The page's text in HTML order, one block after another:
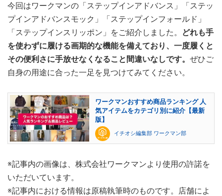
今回はワークマンの「ステップインアドバンス」「ステッ
プインアドバンスモック」「ステップインフォールド」
「ステップインスリッポン」をご紹介しました。
どれも手
を使わずに履ける画期的な機能を備えており、一度履くと
その便利さに手放せなくなること間違いなしです。 ぜひご
自身の用途に合った一足を見つけてみてください。
ワークマンおすすめ商品ランキング 人
気アイテムをカテゴリ別に紹介【最新
版】
イチオシ編集部 ワークマン部
※記事内の画像は、株式会社ワークマンより使用の許諾を
いただいています。
※記事内における情報は原稿執筆時のものです。店舗によ